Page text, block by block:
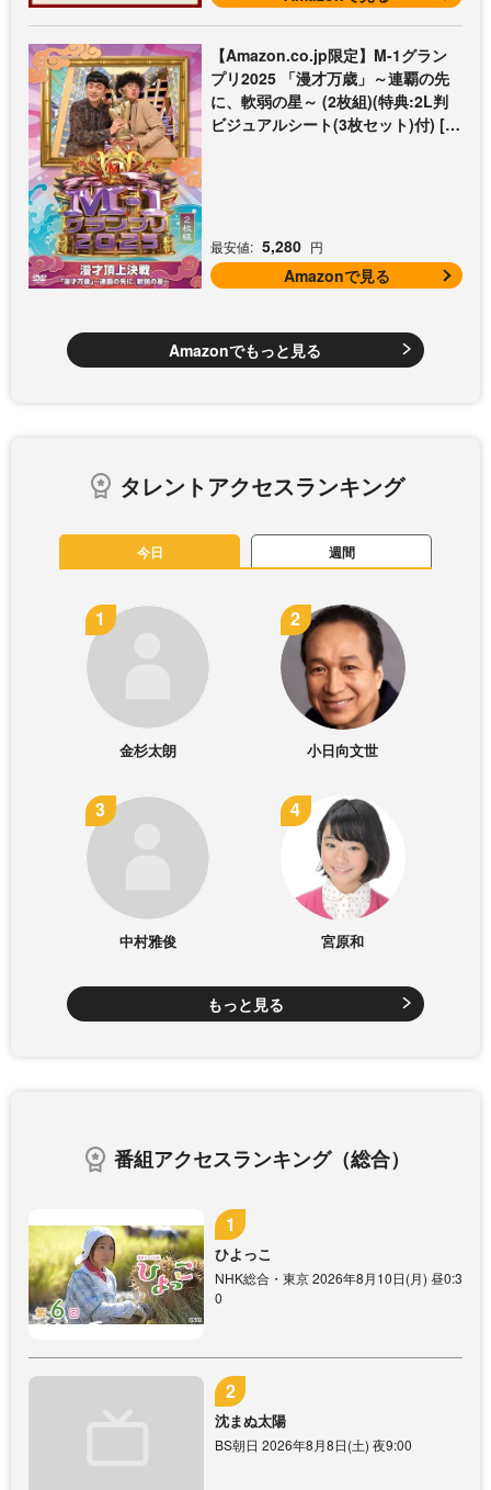
【Amazon.co.jp限定】M-1グラン
プリ2025 「漫才万歳」～連覇の先
に、軟弱の星～ (2枚組)(特典:2L判
ビジュアルシート(3枚セット)付) [D
最安値: 5,280 円
Amazonで見る
Amazonでもっと見る
タレントアクセスランキング
今日 週間
金杉太朗 小日向文世
中村雅俊 宮原和
もっと見る
番組アクセスランキング（総合）
ひよっこ
NHK総合・東京 2026年8月10日(月) 昼0:3
0
沈まぬ太陽
BS朝日 2026年8月8日(土) 夜9:00